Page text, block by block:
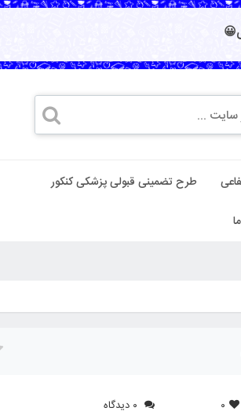
طرح تضمینی قبولی پزشکی کنکور
۰